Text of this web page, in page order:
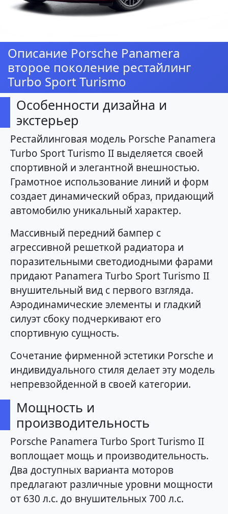
Описание Porsche Panamera
второе поколение рестайлинг
Turbo Sport Turismo
Особенности дизайна и
экстерьер
Рестайлинговая модель Porsche Panamera
Turbo Sport Turismo II выделяется своей
спортивной и элегантной внешностью.
Грамотное использование линий и форм
создает динамический образ, придающий
автомобилю уникальный характер.
Массивный передний бампер с
агрессивной решеткой радиатора и
поразительными светодиодными фарами
придают Panamera Turbo Sport Turismo II
внушительный вид с первого взгляда.
Аэродинамические элементы и гладкий
силуэт сбоку подчеркивают его
спортивную сущность.
Сочетание фирменной эстетики Porsche и
индивидуального стиля делает эту модель
непревзойденной в своей категории.
Мощность и
производительность
Porsche Panamera Turbo Sport Turismo II
воплощает мощь и производительность.
Два доступных варианта моторов
предлагают различные уровни мощности
от 630 л.с. до внушительных 700 л.с.